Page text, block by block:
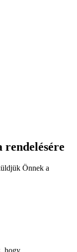
Önnek a
hogy